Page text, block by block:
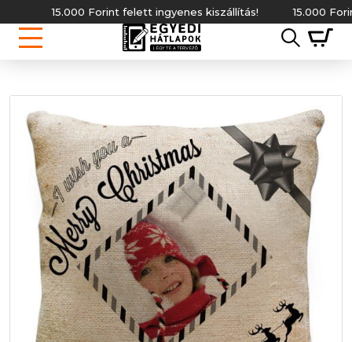
15.000 Forint felett ingyenes kiszállítás! 15.000 Forint